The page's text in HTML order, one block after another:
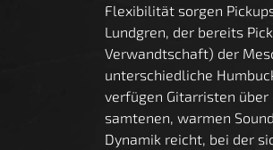
Flexibilität sorgen
Lundgren, der bereits
Verwandtschaft) der
unterschiedliche
verfügen Gitarristen über
samtenen, warmen
Dynamik reicht, bei der